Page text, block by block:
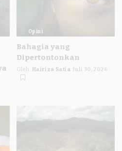
Opini
Bahagia yang
Dipertontonkan
Posted
by
Oleh: Hairiza Satia Juli 30, 2026